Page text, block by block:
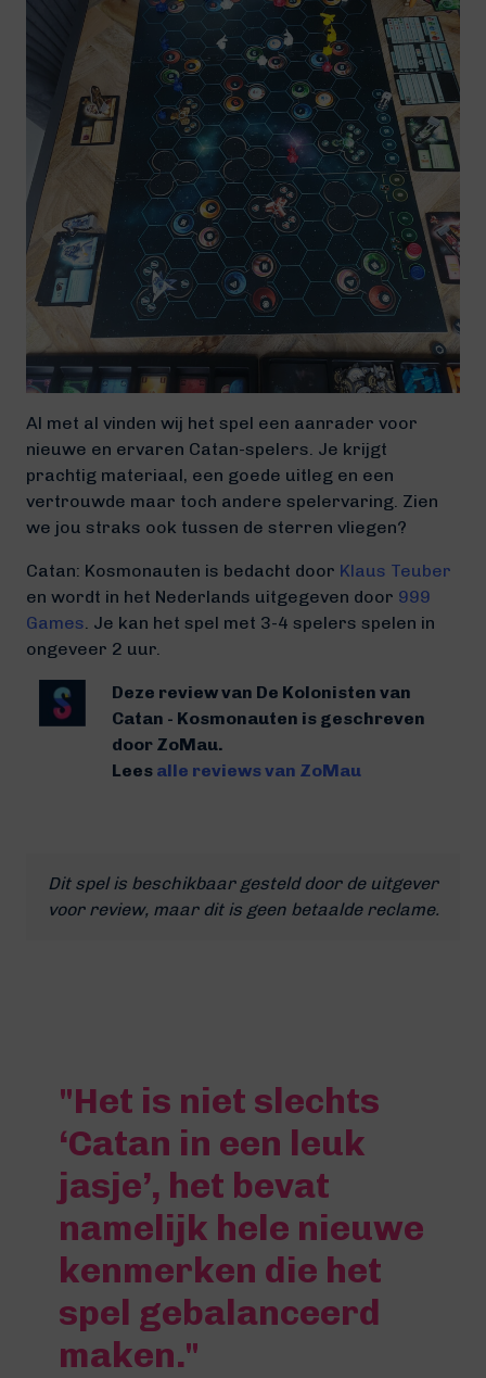
Al met al vinden wij het spel een aanrader voor
nieuwe en ervaren Catan-spelers. Je krijgt
prachtig materiaal, een goede uitleg en een
vertrouwde maar toch andere spelervaring. Zien
we jou straks ook tussen de sterren vliegen?
Catan: Kosmonauten is bedacht door Klaus Teuber
en wordt in het Nederlands uitgegeven door 999
Games. Je kan het spel met 3-4 spelers spelen in
ongeveer 2 uur.
Deze review van De Kolonisten van
Catan - Kosmonauten is geschreven
door ZoMau.
Lees alle reviews van ZoMau
Dit spel is beschikbaar gesteld door de uitgever
voor review, maar dit is geen betaalde reclame.
"Het is niet slechts
‘Catan in een leuk
jasje’, het bevat
namelijk hele nieuwe
kenmerken die het
spel gebalanceerd
maken."